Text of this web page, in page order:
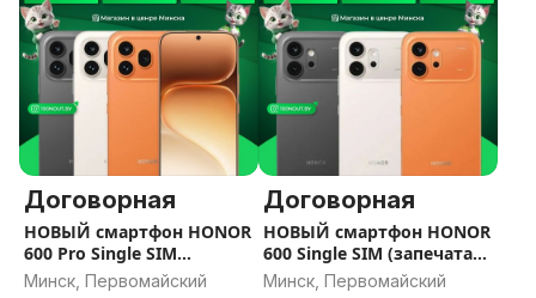
Договорная
НОВЫЙ смартфон HONOR
600 Pro Single SIM
(запечатан) / Гарантия /
Минск, Первомайский
Договорная
НОВЫЙ смартфон HONOR
600 Single SIM (запечатан)
/ Гарантия / Все цвета /
Минск, Первомайский